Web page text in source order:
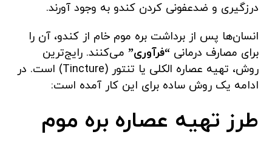
درزگیری و ضدعفونی کردن کندو به وجود آورند.
انسان‌ها پس از برداشت بره موم خام از کندو، آن را
برای مصارف درمانی“فرآوری” می‌کنند. رایج‌ترین
روش، تهیه عصاره الکلی یا تنتور (Tincture) است. در
ادامه یک روش ساده برای این کار آمده است:
طرز تهیه عصاره بره موم